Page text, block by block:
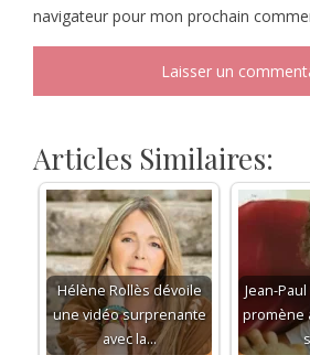
navigateur pour mon prochain
Articles Similaires:
Hélène Rollès dévoile
une vidéo surprenante
avec la…
Jean-
promène